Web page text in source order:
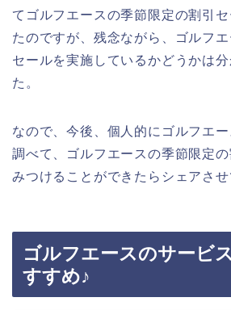
てゴルフエースの季節限定の割引
たのですが、残念ながら、ゴルフエ
セールを実施しているかどうかは
た。
なので、今後、個人的にゴルフエ
調べて、ゴルフエースの季節限定
みつけることができたらシェアさ
ゴルフエースのサービ
すすめ♪